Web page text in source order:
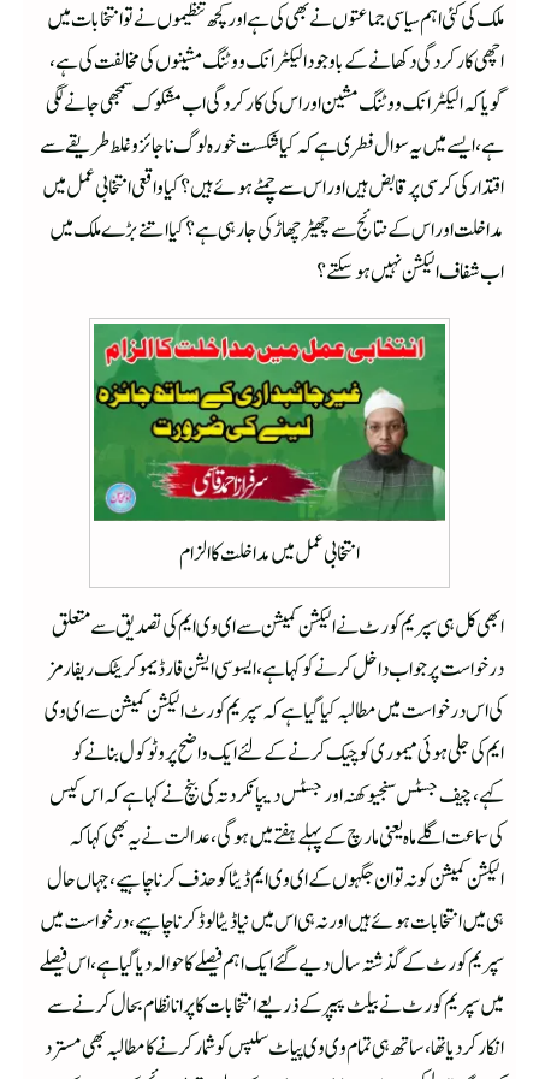
ملک کی کئی اہم سیاسی جماعتوں نے بھی کی ہے اور کچھ تنظیموں نے تو انتخابات میں
اچھی کارکردگی دکھانے کے باوجود الیکٹرانک ووٹنگ مشینوں کی مخالفت کی ہے،
گویا کہ الیکٹرانک ووٹنگ مشین اور اس کی کارکردگی اب مشکوک سمجھی جانے لگی
ہے،ایسے میں یہ سوال فطری ہے کہ کیا شکست خورہ لوگ ناجائز و غلط طریقے سے
اقتدار کی کرسی پر قابض ہیں اوراس سے چمٹے ہوئے ہیں؟کیا واقعی انتخابی عمل میں
مداخلت اور اس کے نتائج سے چھیڑ چھاڑ کی جا رہی ہے؟کیا اتنے بڑے ملک میں
اب شفاف الیکشن نہیں ہوسکتے؟
انتخابی عمل میں مداخلت کا الزام
ابھی کل ہی سپریم کورٹ نے الیکشن کمیشن سے ای وی ایم کی تصدیق سے متعلق
درخواست پر جواب داخل کرنے کو کہا ہے،ایسوسی ایشن فار ڈیموکریٹک ریفارمز
کی اس درخواست میں مطالبہ کیا گیا ہے کہ سپریم کورٹ الیکشن کمیشن سے ای وی
ایم کی جلی ہوئی میموری کو چیک کرنے کے لئے ایک واضح پروٹو کول بنانے کو
کہے،چیف جسٹس سنجیو کھنہ اور جسٹس دیپانکر دتہ کی بنچ نے کہا ہے کہ اس کیس
کی سماعت اگلے ماہ یعنی مارچ کے پہلے ہفتے میں ہوگی،عدالت نے یہ بھی کہا کہ
الیکشن کمیشن کو نہ تو ان جگہوں کے ای وی ایم ڈیٹا کو حذف کرنا چاہیے،جہاں حال
ہی میں انتخابات ہوئے ہیں اور نہ ہی اس میں نیا ڈیٹا لوڈ کرنا چاہیے،درخواست میں
سپریم کورٹ کے گذشتہ سال دیے گئے ایک اہم فیصلے کا حوالہ دیا گیا ہے،اس فیصلے
میں سپریم کورٹ نے بیلٹ پیپر کے ذریعے انتخابات کا پرانا نظام بحال کرنے سے
انکار کر دیا تھا،ساتھ ہی تمام وی وی پیاٹ سلپس کوشمار کرنے کا مطالبہ بھی مسترد